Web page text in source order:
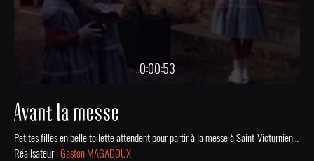
0:00:53
Avant la messe
Petites filles en belle toilette attendent pour partir à la messe à Saint-Victurnien en 1958.
Réalisateur :Gaston MAGADOUX